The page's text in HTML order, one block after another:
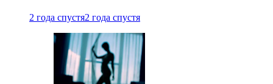
2 года спустя2 года спустя